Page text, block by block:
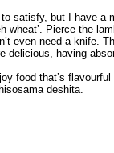
satisfy, but I have a
wheat’. Pierce the
even need a knife.
delicious, having
food that’s
deshita.